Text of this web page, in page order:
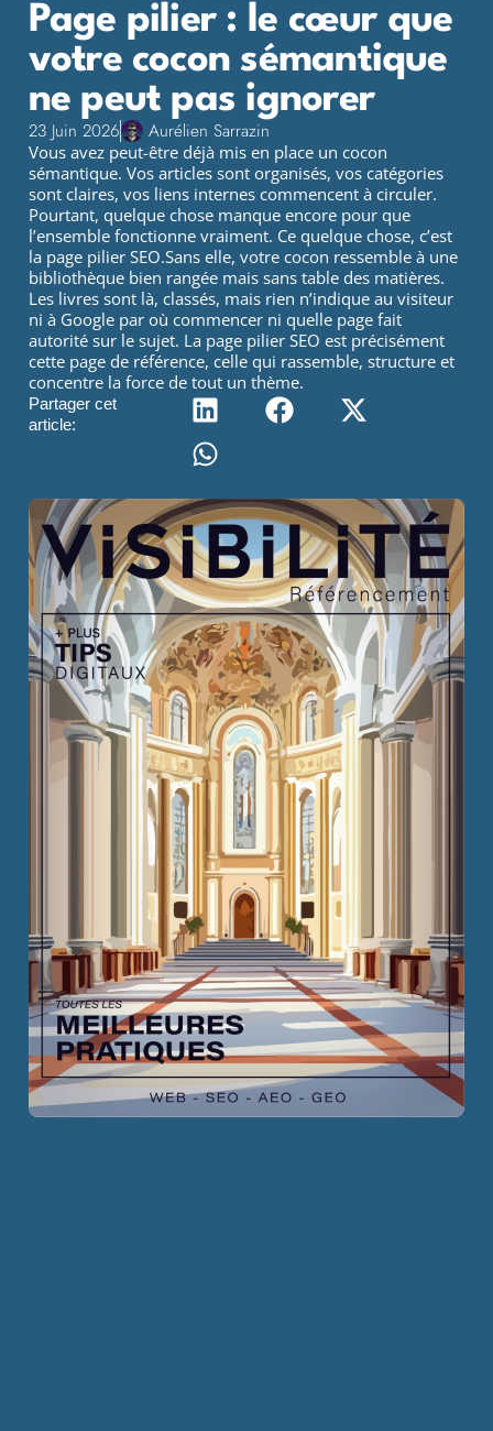
Page pilier : le cœur que
votre cocon sémantique
ne peut pas ignorer
23 Juin 2026 Aurélien Sarrazin
Vous avez peut-être déjà mis en place un cocon
sémantique. Vos articles sont organisés, vos catégories
sont claires, vos liens internes commencent à circuler.
Pourtant, quelque chose manque encore pour que
l’ensemble fonctionne vraiment. Ce quelque chose, c’est
la page pilier SEO.Sans elle, votre cocon ressemble à une
bibliothèque bien rangée mais sans table des matières.
Les livres sont là, classés, mais rien n’indique au visiteur
ni à Google par où commencer ni quelle page fait
autorité sur le sujet. La page pilier SEO est précisément
cette page de référence, celle qui rassemble, structure et
concentre la force de tout un thème.
Partager cet
article: